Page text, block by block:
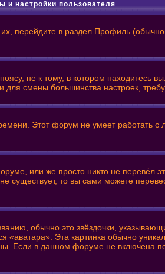
и настройки пользователя
перейдите в раздел Профиль
не к тому, в котором находитесь
смены большинства настроек,
Этот форум не умеет работать
или же просто никто не перевёл
существует, то вы сами можете
обычно это звёздочки,
Эта картинка обычно
Если в данном форуме не включена